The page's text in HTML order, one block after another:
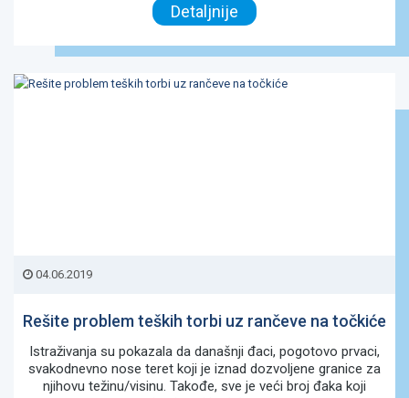
Detaljnije
04.06.2019
Rešite problem teških torbi uz rančeve na točkiće
Istraživanja su pokazala da današnji đaci, pogotovo prvaci,
svakodnevno nose teret koji je iznad dozvoljene granice za
njihovu težinu/visinu. Takođe, sve je veći broj đaka koji